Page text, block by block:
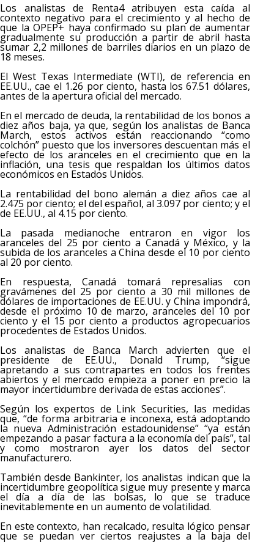
Los analistas de Renta4 atribuyen esta caída al
contexto negativo para el crecimiento y al hecho de
que la OPEP+ haya confirmado su plan de aumentar
gradualmente su producción a partir de abril hasta
sumar 2,2 millones de barriles diarios en un plazo de
18 meses.
El West Texas Intermediate (WTI), de referencia en
EE.UU., cae el 1.26 por ciento, hasta los 67.51 dólares,
antes de la apertura oficial del mercado.
En el mercado de deuda, la rentabilidad de los bonos a
diez años baja, ya que, según los analistas de Banca
March, estos activos están reaccionando “como
colchón” puesto que los inversores descuentan más el
efecto de los aranceles en el crecimiento que en la
inflación, una tesis que respaldan los últimos datos
económicos en Estados Unidos.
La rentabilidad del bono alemán a diez años cae al
2.475 por ciento; el del español, al 3.097 por ciento; y el
de EE.UU., al 4.15 por ciento.
La pasada medianoche entraron en vigor los
aranceles del 25 por ciento a Canadá y México, y la
subida de los aranceles a China desde el 10 por ciento
al 20 por ciento.
En respuesta, Canadá tomará represalias con
gravámenes del 25 por ciento a 30 mil millones de
dólares de importaciones de EE.UU. y China impondrá,
desde el próximo 10 de marzo, aranceles del 10 por
ciento y el 15 por ciento a productos agropecuarios
procedentes de Estados Unidos.
Los analistas de Banca March advierten que el
presidente de EE.UU., Donald Trump, “sigue
apretando a sus contrapartes en todos los frentes
abiertos y el mercado empieza a poner en precio la
mayor incertidumbre derivada de estas acciones”.
Según los expertos de Link Securities, las medidas
que, “de forma arbitraria e inconexa, está adoptando
la nueva Administración estadounidense” “ya están
empezando a pasar factura a la economía del país”, tal
y como mostraron ayer los datos del sector
manufacturero.
También desde Bankinter, los analistas indican que la
incertidumbre geopolítica sigue muy presente y marca
el día a día de las bolsas, lo que se traduce
inevitablemente en un aumento de volatilidad.
En este contexto, han recalcado, resulta lógico pensar
que se puedan ver ciertos reajustes a la baja del